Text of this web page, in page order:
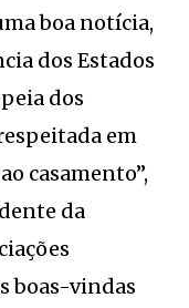
boa notícia,
dos Estados
dos
em
casamento”,
da
boas-vindas